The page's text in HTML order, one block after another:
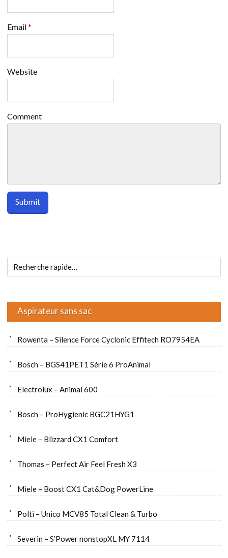
Email*
Website
Comment
Aspirateur sans sac
Rowenta – Silence Force Cyclonic Effitech RO7954EA
Bosch – BGS41PET1 Série 6 ProAnimal
Electrolux – Animal 600
Bosch – ProHygienic BGC21HYG1
Miele – Blizzard CX1 Comfort
Thomas – Perfect Air Feel Fresh X3
Miele – Boost CX1 Cat&Dog PowerLine
Polti – Unico MCV85 Total Clean & Turbo
Severin – S’Power nonstopXL MY 7114